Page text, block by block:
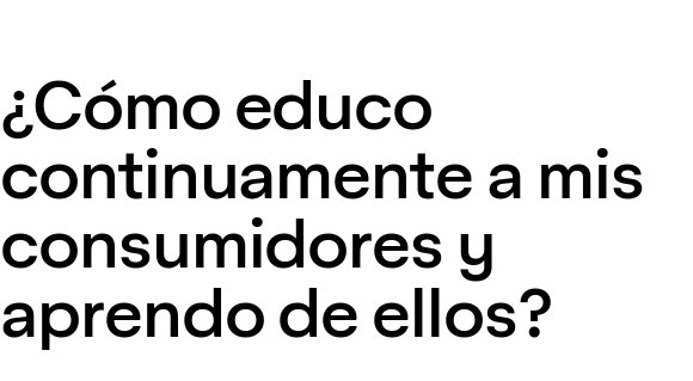
¿Cómo educo
continuamente a mis
consumidores y
aprendo de ellos?